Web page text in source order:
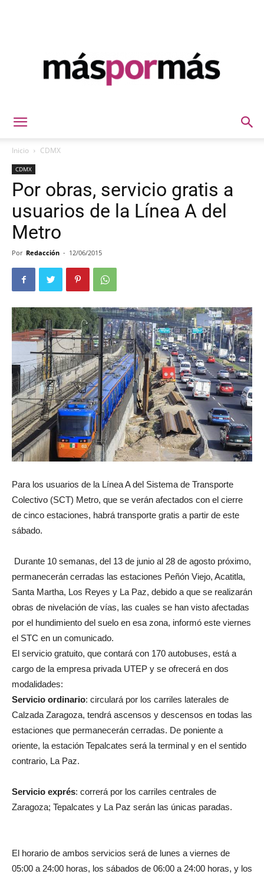
Inicio CDMX
CDMX
Por obras, servicio gratis a
usuarios de la Línea A del
Metro
Por Redacción - 12/06/2015
Para los usuarios de la Línea A del Sistema de Transporte
Colectivo (SCT) Metro, que se verán afectados con el cierre
de cinco estaciones, habrá transporte gratis a partir de este
sábado.
Durante 10 semanas, del 13 de junio al 28 de agosto próximo,
permanecerán cerradas las estaciones Peñón Viejo, Acatitla,
Santa Martha, Los Reyes y La Paz, debido a que se realizarán
obras de nivelación de vías, las cuales se han visto afectadas
por el hundimiento del suelo en esa zona, informó este viernes
el STC en un comunicado.
El servicio gratuito, que contará con 170 autobuses, está a
cargo de la empresa privada UTEP y se ofrecerá en dos
modalidades:
Servicio ordinario: circulará por los carriles laterales de
Calzada Zaragoza, tendrá ascensos y descensos en todas las
estaciones que permanecerán cerradas. De poniente a
oriente, la estación Tepalcates será la terminal y en el sentido
contrario, La Paz.
Servicio exprés: correrá por los carriles centrales de
Zaragoza; Tepalcates y La Paz serán las únicas paradas.
El horario de ambos servicios será de lunes a viernes de
05:00 a 24:00 horas, los sábados de 06:00 a 24:00 horas, y los